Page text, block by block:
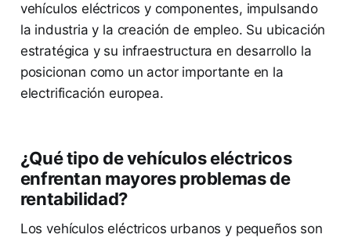
vehículos eléctricos y componentes, impulsando
la industria y la creación de empleo. Su ubicación
estratégica y su infraestructura en desarrollo la
posicionan como un actor importante en la
electrificación europea.
¿Qué tipo de vehículos eléctricos
enfrentan mayores problemas de
rentabilidad?
Los vehículos eléctricos urbanos y pequeños son